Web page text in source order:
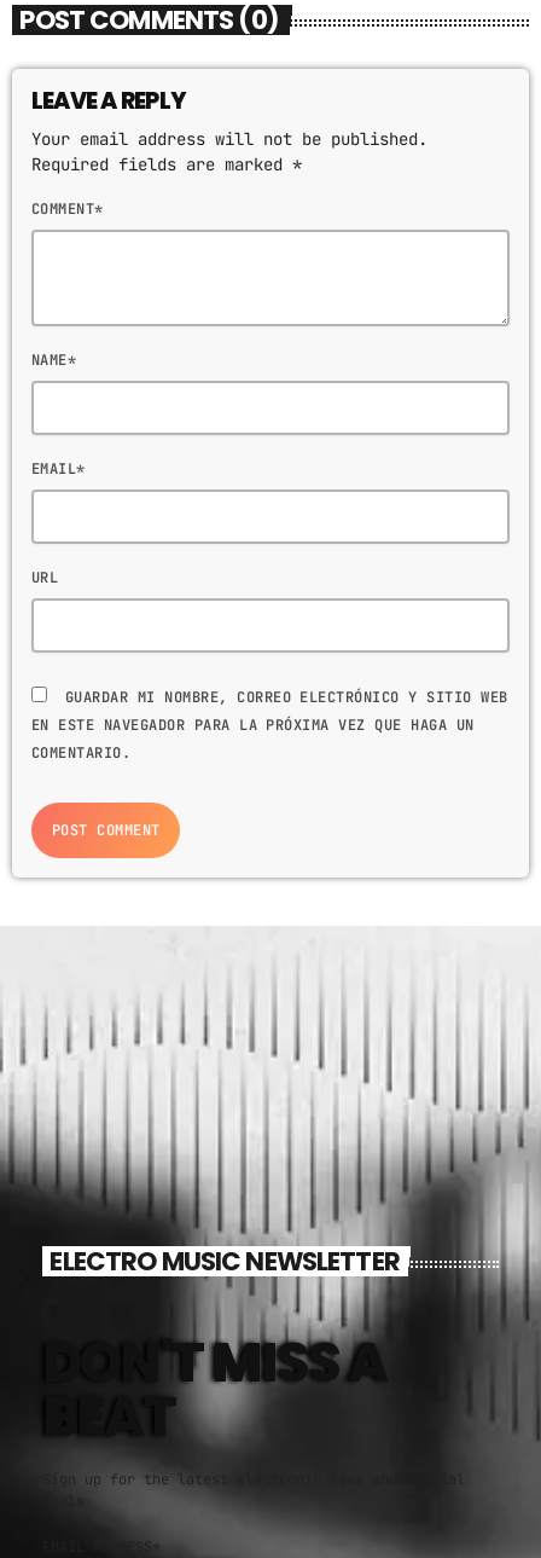
POST COMMENTS (0)
LEAVE A REPLY
Your email address will not be published.
Required fields are marked *
COMMENT*
NAME*
EMAIL*
URL
GUARDAR MI NOMBRE, CORREO ELECTRÓNICO Y SITIO WEB
EN ESTE NAVEGADOR PARA LA PRÓXIMA VEZ QUE HAGA UN
COMENTARIO.
ELECTRO MUSIC NEWSLETTER
DON'T MISS A
BEAT
Sign up for the latest electronic news and special
EMAIL ADDRESS*